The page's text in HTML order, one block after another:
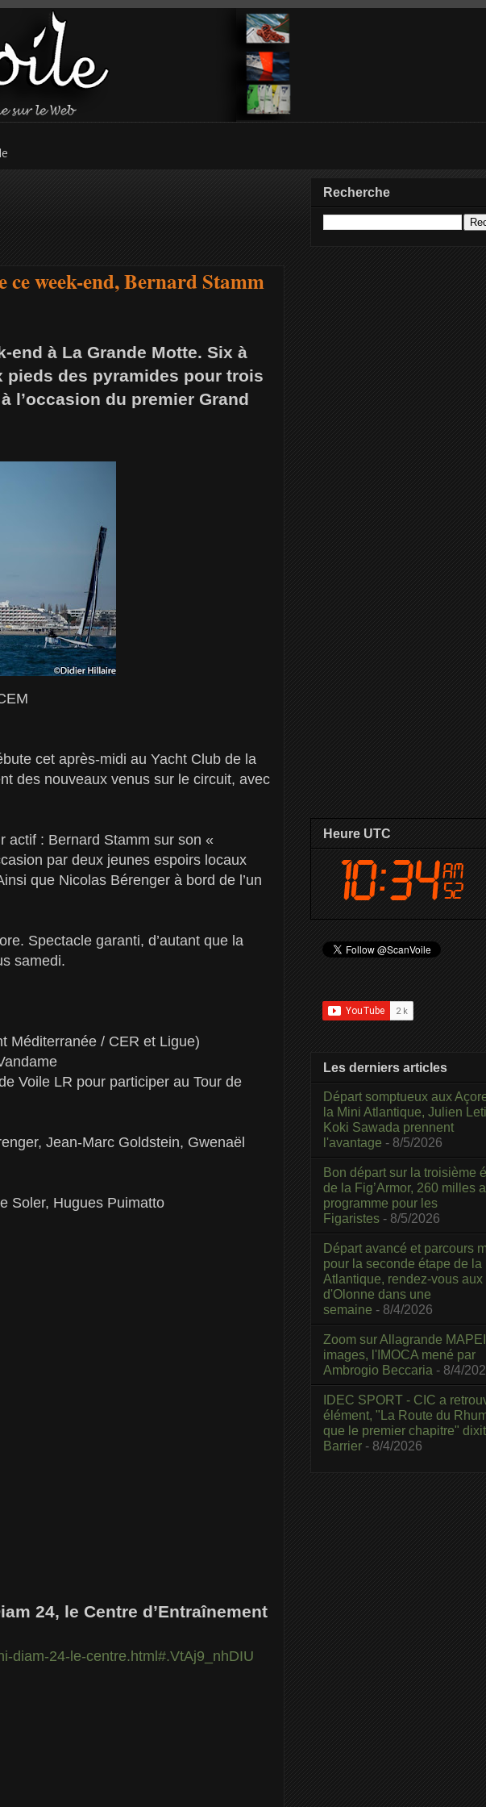
week-end, Bernard Stamm
à La Grande Motte. Six à
pieds des pyramides pour trois
l’occasion du premier Grand
cet après-midi au Yacht Club de la
des nouveaux venus sur le circuit, avec
actif : Bernard Stamm sur son «
par deux jeunes espoirs locaux
que Nicolas Bérenger à bord de l’un
Spectacle garanti, d’autant que la
samedi.
Méditerranée / CER et Ligue)
Voile LR pour participer au Tour de
Jean-Marc Goldstein, Gwenaël
Soler, Hugues Puimatto
24, le Centre d’Entraînement
diam-24-le-centre.html#.VtAj9_nhDIU
Recherche
Heure UTC
Les derniers articles
Départ somptueux aux
la Mini Atlantique, Julien
Koki Sawada prennent
l'avantage - 8/5/2026
Bon départ sur la troisième
de la Fig’Armor, 260 milles
programme pour les
Figaristes - 8/5/2026
Départ avancé et parcours
pour la seconde étape de la
Atlantique, rendez-vous
d'Olonne dans une
semaine - 8/4/2026
Zoom sur Allagrande
images, l'IMOCA mené par
Ambrogio Beccaria - 8/4/
IDEC SPORT - CIC a
élément, "La Route du
que le premier chapitre"
Barrier - 8/4/2026